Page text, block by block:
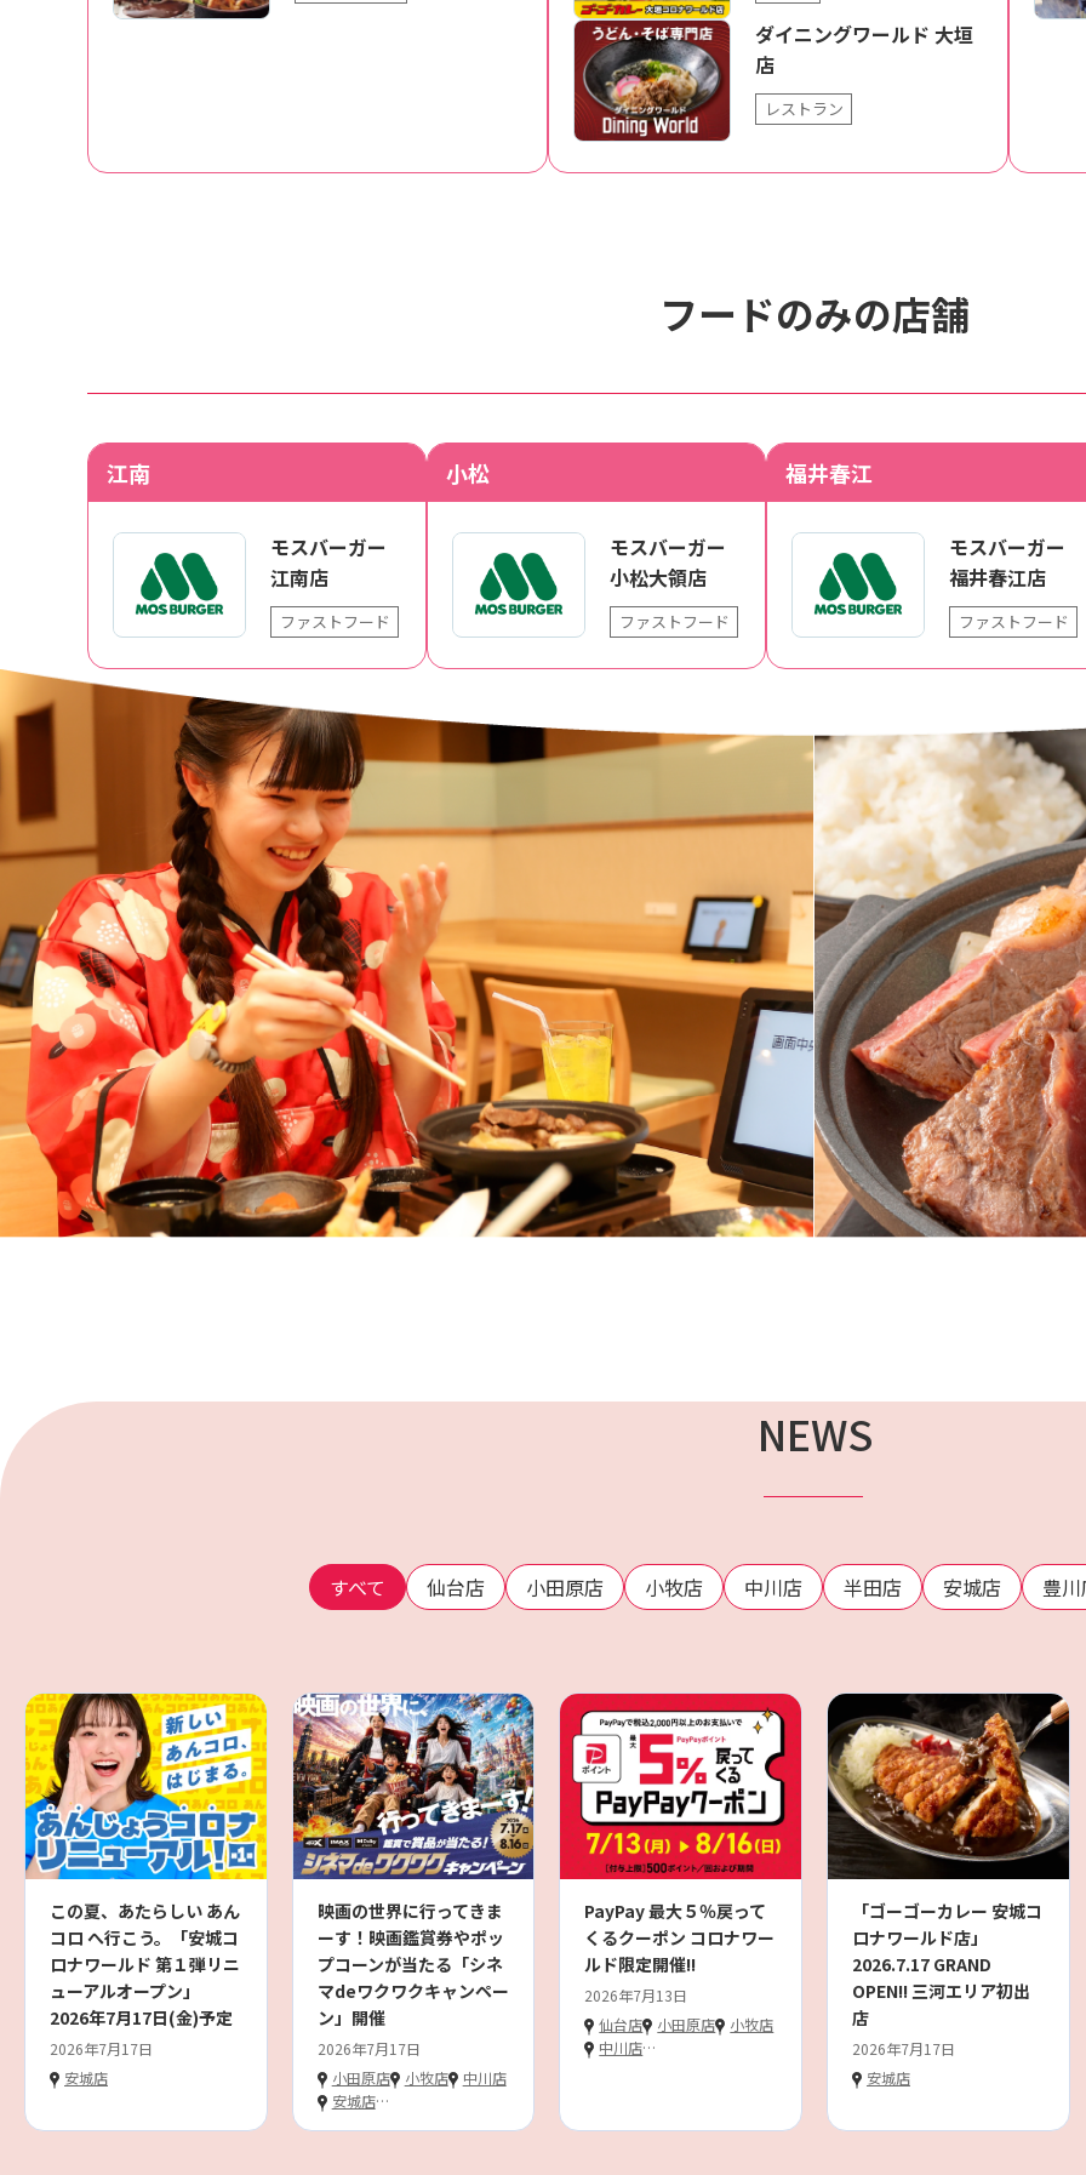
ダイニングワールド 大垣
店
レストラン
フードのみの店舗
江南
モスバーガー
江南店
ファストフード
小松
モスバーガー
小松大領店
ファストフード
福井春江
モスバーガー
福井春江店
ファストフード
NEWS
すべて 仙台店 小田原店 小牧店 中川店 半田店 安城店 豊
この夏、あたらしい あん
コロ へ行こう。「安城コ
ロナワールド 第１弾リニ
ューアルオープン」
2026年7月17日(金)予定
2026年7月17日
安城店
映画の世界に行ってきま
ーす！映画鑑賞券やポッ
プコーンが当たる「シネ
マdeワクワクキャンペー
ン」開催
2026年7月17日
小田原店
小牧店
中川店
安城店…
PayPay 最大５％戻って
くるクーポン コロナワー
ルド限定開催!!
2026年7月13日
仙台店
小田原店
小牧店
中川店…
「ゴーゴーカレー 安城コ
ロナワールド店」
2026.7.17 GRAND
OPEN!! 三河エリア初出
店
2026年7月17日
安城店